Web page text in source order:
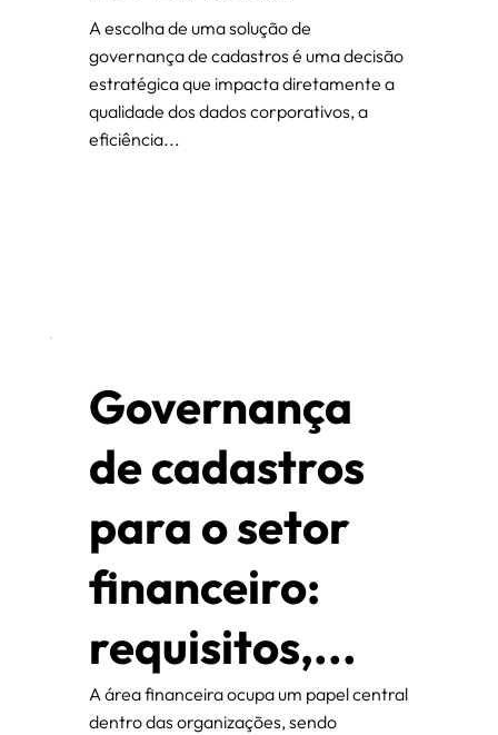
A escolha de uma solução de
governança de cadastros é uma decisão
estratégica que impacta diretamente a
qualidade dos dados corporativos, a
eficiência...
Governança
de cadastros
para o setor
financeiro:
requisitos,...
A área financeira ocupa um papel central
dentro das organizações, sendo